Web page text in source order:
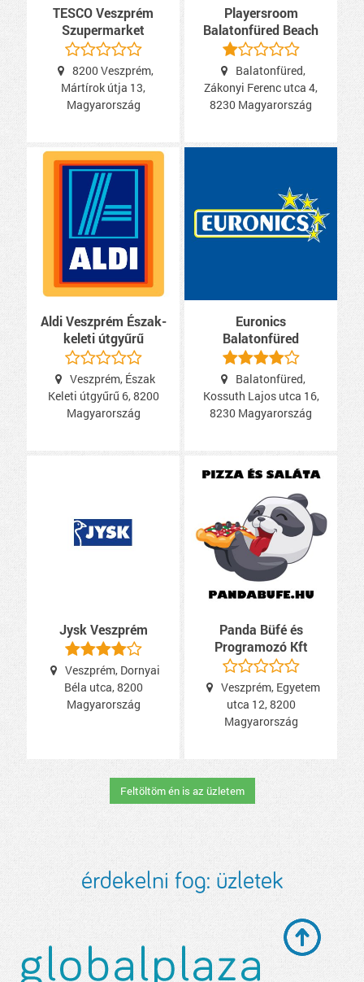
TESCO Veszprém
Szupermarket
8200 Veszprém,
Mártírok útja 13,
Magyarország
Playersroom
Balatonfüred Beach
Balatonfüred,
Zákonyi Ferenc utca 4,
8230 Magyarország
Aldi Veszprém Észak-
keleti útgyűrű
Veszprém, Észak
Keleti útgyűrű 6, 8200
Magyarország
Euronics
Balatonfüred
Balatonfüred,
Kossuth Lajos utca 16,
8230 Magyarország
Jysk Veszprém
Veszprém, Dornyai
Béla utca, 8200
Magyarország
Panda Büfé és
Programozó Kft
Veszprém, Egyetem
utca 12, 8200
Magyarország
Feltöltöm én is az üzletem
érdekelni fog: üzletek